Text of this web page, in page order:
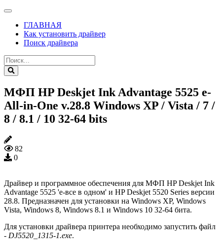
ГЛАВНАЯ
Как установить драйвер
Поиск драйвера
МФП HP Deskjet Ink Advantage 5525 e-
All-in-One v.28.8 Windows XP / Vista / 7 /
8 / 8.1 / 10 32-64 bits
82
0
Драйвер и программное обеспечения для МФП HP Deskjet Ink
Advantage 5525 'e-все в одном' и HP Deskjet 5520 Series версии
28.8. Предназначен для установки на Windows XP, Windows
Vista, Windows 8, Windows 8.1 и Windows 10 32-64 бита.
Для установки драйвера принтера необходимо запустить файл
- DJ5520_1315-1.exe.